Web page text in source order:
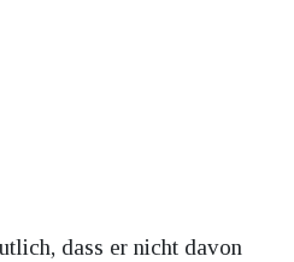
dass er nicht davon